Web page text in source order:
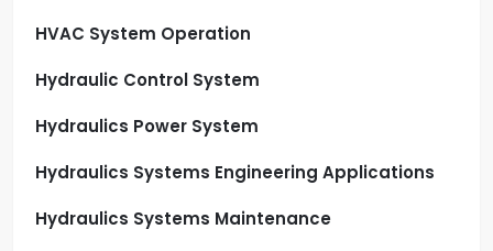
HVAC System Operation
Hydraulic Control System
Hydraulics Power System
Hydraulics Systems Engineering Applications
Hydraulics Systems Maintenance